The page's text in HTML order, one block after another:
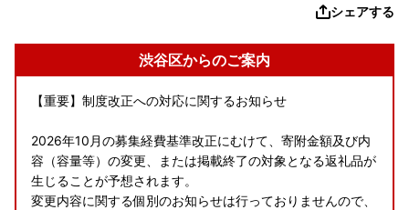
シェアする
渋谷区からのご案内
【重要】制度改正への対応に関するお知らせ
2026年10月の募集経費基準改正にむけて、寄附金額及び内
容（容量等）の変更、または掲載終了の対象となる返礼品が
生じることが予想されます。
変更内容に関する個別のお知らせは行っておりませんので、